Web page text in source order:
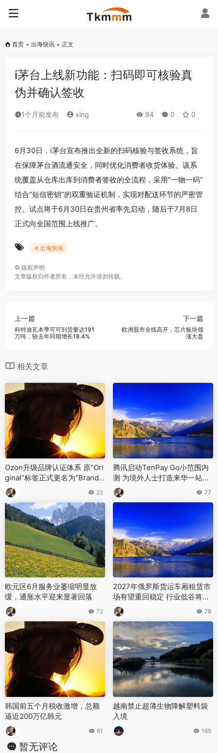
首页 • 出海快讯 • 正文
i茅台上线新功能：扫码即可核验真
伪并确认签收
1个月前发布 xing 94 0 0
6月30日，i茅台宣布推出全新的扫码核验与签收系统，旨
在保障茅台酒流通安全，同时优化消费者收货体验。该系
统覆盖从仓库出库到消费者签收的全流程，采用“一物一码”
结合“短信密钥”的双重验证机制，实现对配送环节的严密管
控。试点将于6月30日在贵州省率先启动，随后于7月8日
正式向全国范围上线推广。
# 出海快讯
© 版权声明
文章版权归作者所有，未经允许请勿转载。
上一篇
科特迪瓦本季可可到货量达191
万吨，较去年同期增长18.4%
下一篇
欧洲股市全线高开，芯片板块领
涨大盘
相关文章
Ozon升级品牌认证体系 原“Ori
ginal”标签正式更名为“Brand V
erified”
22
腾讯启动TenPay Go小范围内
测 为境外人士打造来华一站式
支付生活服务
77
欧元区6月服务业萎缩明显放
缓，通胀水平迎来显著回落
72
2027年俄罗斯货运车厢租赁市
场有望重回稳定 行业低谷将出
现在2025年下半年
78
韩国前五个月税收激增，总额
逼近200万亿韩元
61
越南禁止超薄生物降解塑料袋
入境
165
暂无评论